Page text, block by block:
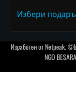
Избери
Изработен отNetpeak.
NGO